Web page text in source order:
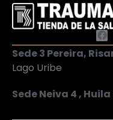
Sede 3 Pereira,
Lago Uribe
Sede Neiva 4 , Huila